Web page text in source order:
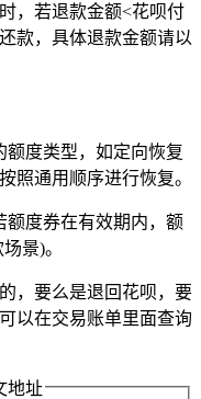
，若退款金额<花呗付
款，具体退款金额请以
额度类型，如定向恢复
照通用顺序进行恢复。
额度券在有效期内，额
景)。
，要么是退回花呗，要
以在交易账单里面查询
地址